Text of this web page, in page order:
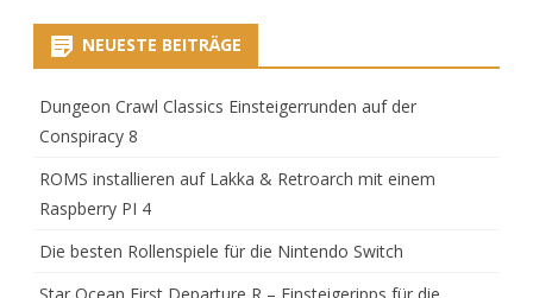
NEUESTE BEITRÄGE
Dungeon Crawl Classics Einsteigerrunden auf der
Conspiracy 8
ROMS installieren auf Lakka & Retroarch mit einem
Raspberry PI 4
Die besten Rollenspiele für die Nintendo Switch